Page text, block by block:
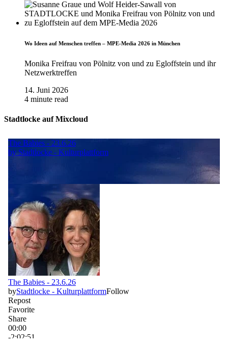
Wo Ideen auf Menschen treffen – MPE-Media 2026 in München
Monika Freifrau von Pölnitz von und zu Egloffstein und ihr
Netzwerktreffen
14. Juni 2026
4 minute read
Stadtlocke auf Mixcloud